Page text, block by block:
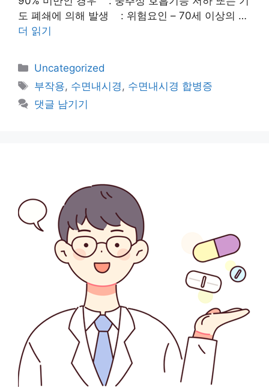
도 폐쇄에 의해 발생 : 위험요인 – 70세 이상의 …
더 읽기
카
테
리
Uncategorized
태
그
부작용, 수면내시경, 수면내시경 합병증
댓글 남기기